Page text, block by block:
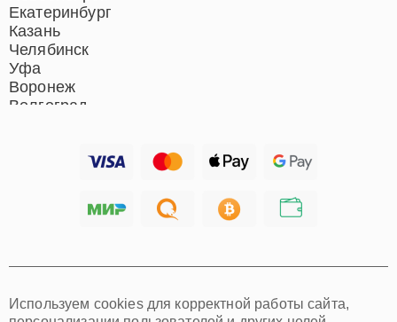
Екатеринбург
Казань
Челябинск
Уфа
Воронеж
Волгоград
Хабаровск
Омск
Используем cookies для корректной работы сайта,